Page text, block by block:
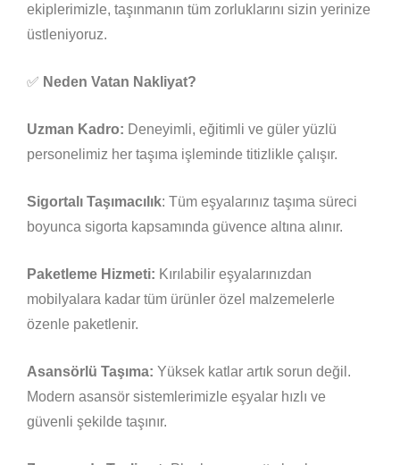
ekiplerimizle, taşınmanın tüm zorluklarını sizin yerinize
üstleniyoruz.
✅ Neden Vatan Nakliyat?
Uzman Kadro: Deneyimli, eğitimli ve güler yüzlü
personelimiz her taşıma işleminde titizlikle çalışır.
Sigortalı Taşımacılık: Tüm eşyalarınız taşıma süreci
boyunca sigorta kapsamında güvence altına alınır.
Paketleme Hizmeti: Kırılabilir eşyalarınızdan
mobilyalara kadar tüm ürünler özel malzemelerle
özenle paketlenir.
Asansörlü Taşıma: Yüksek katlar artık sorun değil.
Modern asansör sistemlerimizle eşyalar hızlı ve
güvenli şekilde taşınır.